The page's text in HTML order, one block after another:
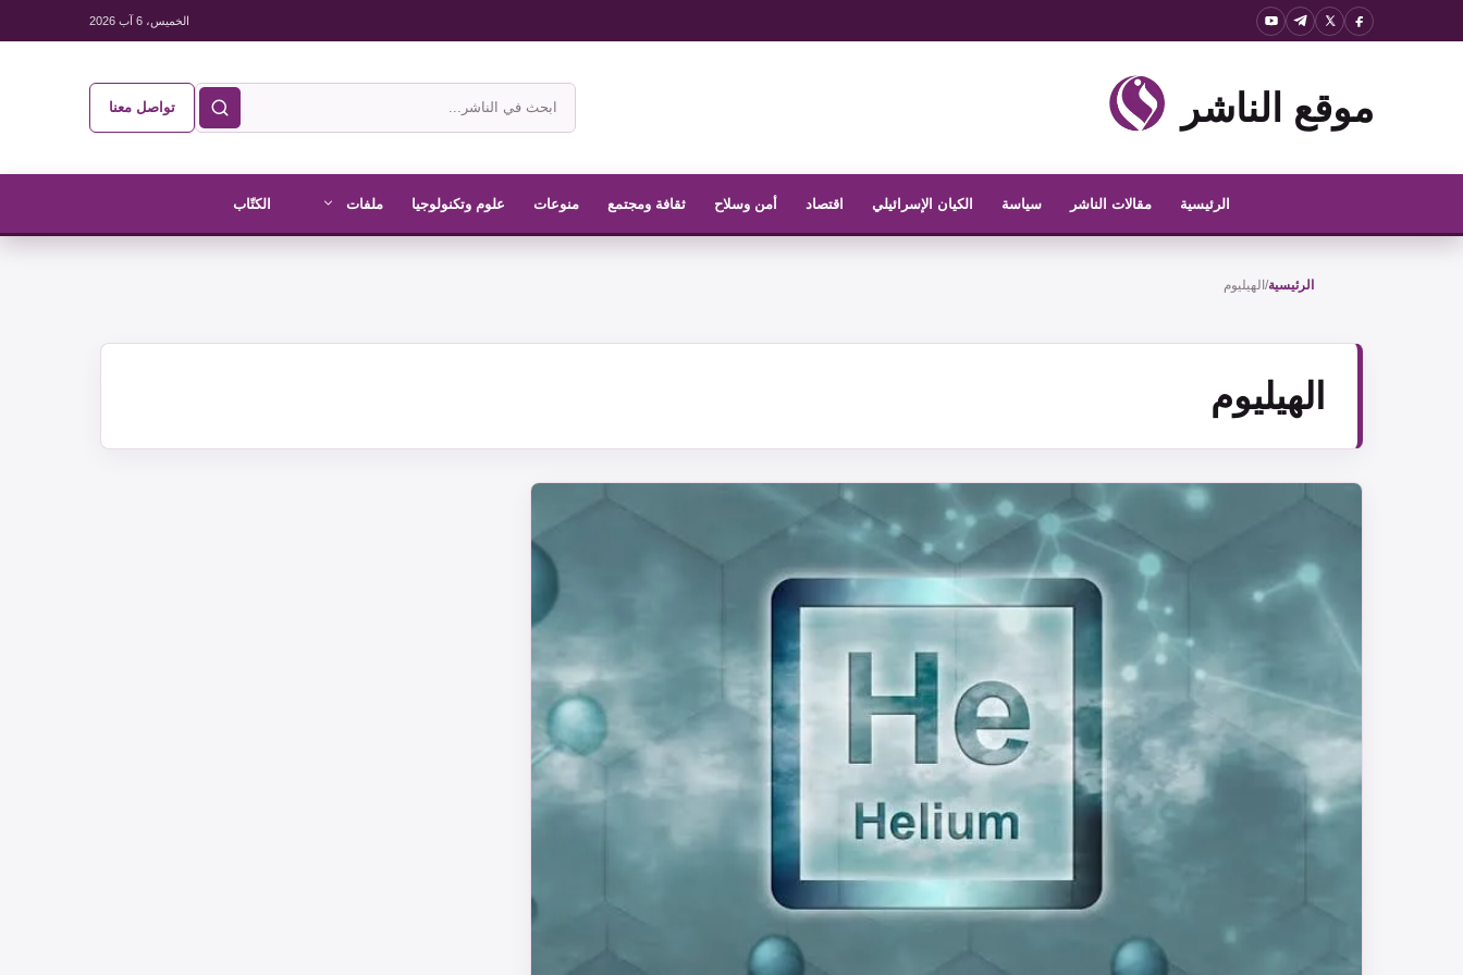
الخميس، 6 آب 2026
موقع الناشر
ابحث
في
الناشر
تواصل معنا
الرئيسية مقالات الناشر سياسة الكيان الإسرائيلي اقتصاد أمن وسلاح ثقافة ومجتمع منوعات علوم وتكنولوجيا ملفات الكتّاب
الرئيسية/ الهيليوم
الهيليوم